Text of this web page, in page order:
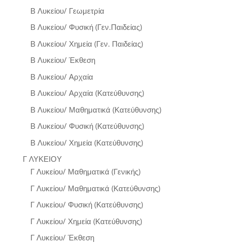
Β Λυκείου/ Γεωμετρία
Β Λυκείου/ Φυσική (Γεν.Παιδείας)
Β Λυκείου/ Χημεία (Γεν. Παιδείας)
Β Λυκείου/ Έκθεση
Β Λυκείου/ Αρχαία
Β Λυκείου/ Αρχαία (Κατεύθυνσης)
Β Λυκείου/ Μαθηματικά (Κατεύθυνσης)
Β Λυκείου/ Φυσική (Κατεύθυνσης)
Β Λυκείου/ Χημεία (Κατεύθυνσης)
Γ ΛΥΚΕΙΟΥ
Γ Λυκείου/ Μαθηματικά (Γενικής)
Γ Λυκείου/ Μαθηματικά (Κατεύθυνσης)
Γ Λυκείου/ Φυσική (Κατεύθυνσης)
Γ Λυκείου/ Χημεία (Κατεύθυνσης)
Γ Λυκείου/ Έκθεση